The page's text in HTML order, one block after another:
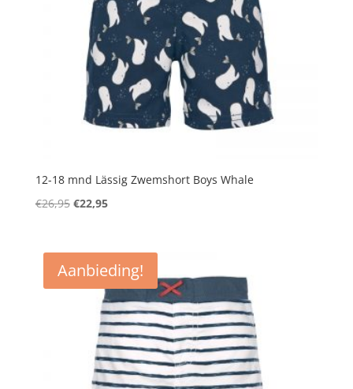
12-18 mnd Lässig Zwemshort Boys Whale
€26,95 Oorspronkelijke
€26,95.
€22,95Huidige
€22,95.
Aanbieding!